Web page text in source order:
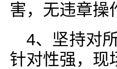
害，无违章操
4、坚持对
针对性强，现